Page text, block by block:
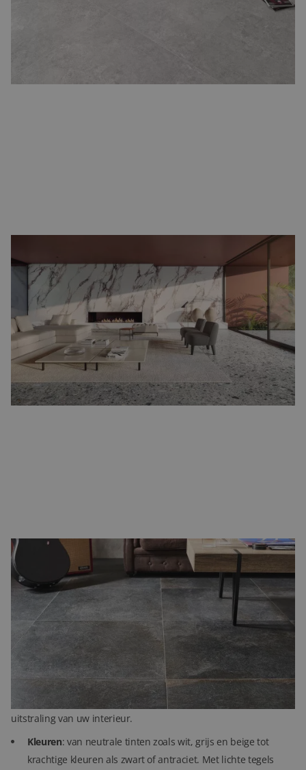
Terrazzo vloertegels
Terrazzo tegels
brengen speelsheid en karakter in uw woning.
Hun kenmerkende korrelpatroon maakt ze uniek en zorgt voor
een levendige uitstraling. Ze zijn een echte eyecatcher in een
keuken of hal, maar ook prachtig in een moderne woonkamer.
Natuursteenlook vloertegels
Voor wie van een luxe en natuurlijke uitstraling houdt, zijn
natuursteenlook vloertegels
een perfecte keuze. Ze geven de
sfeer van echt natuursteen, maar met alle voordelen van
keramiek: slijtvast, kleurvast en eenvoudig in onderhoud.
Kleuren en formaten
De kleur en het formaat van een vloertegel bepalen de
uitstraling van uw interieur.
Kleuren: van neutrale tinten zoals wit, grijs en beige tot
krachtige kleuren als zwart of antraciet. Met lichte tegels